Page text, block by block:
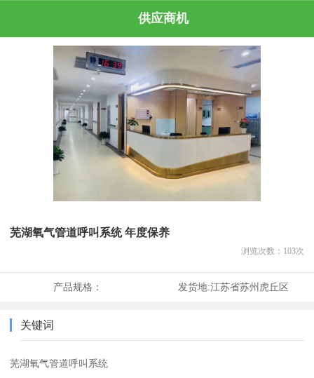
供应商机
芜湖氧气管道呼叫系统 年度保养
浏览次数： 103次
产品规格： 发货地:江苏省苏州虎丘区
关键词
芜湖氧气管道呼叫系统